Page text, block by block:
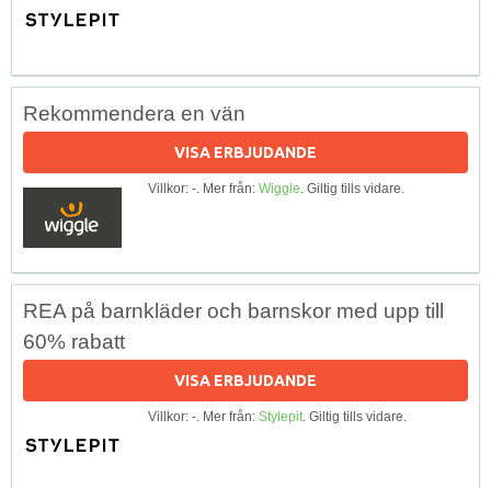
Rekommendera en vän
VISA ERBJUDANDE
Villkor: -. Mer från: Wiggle. Giltig tills vidare.
REA på barnkläder och barnskor med upp till
60% rabatt
VISA ERBJUDANDE
Villkor: -. Mer från: Stylepit. Giltig tills vidare.